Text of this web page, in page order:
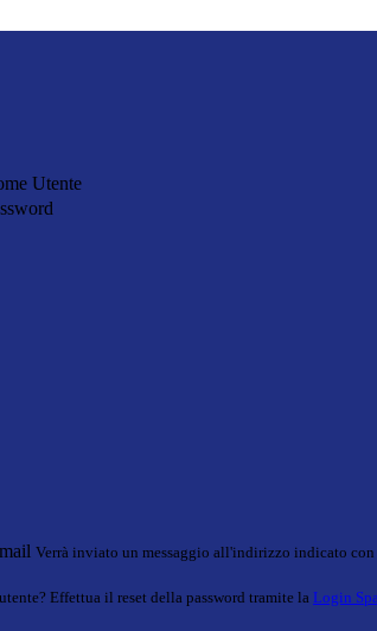
Utente
Verrà inviato un messaggio all'indirizzo indicato
Effettua il reset della password tramite la Login